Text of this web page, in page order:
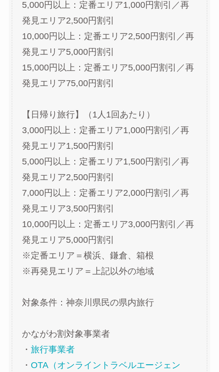
5,000円以上：定番エリア1,000円割引／再
発見エリア2,500円割引
10,000円以上：定番エリア2,500円割引／再
発見エリア5,000円割引
15,000円以上：定番エリア5,000円割引／再
発見エリア75,00円割引
【日帰り旅行】（1人1回あたり）
3,000円以上：定番エリア1,000円割引／再
発見エリア1,500円割引
5,000円以上：定番エリア1,500円割引／再
発見エリア2,500円割引
7,000円以上：定番エリア2,000円割引／再
発見エリア3,500円割引
10,000円以上：定番エリア3,000円割引／再
発見エリア5,000円割引
※定番エリア＝横浜、鎌倉、箱根
※再発見エリア＝上記以外の地域
対象条件：神奈川県民の県内旅行
かながわ割対象事業者
・ 旅行事業者
・ OTA（オンライントラベルエージェン